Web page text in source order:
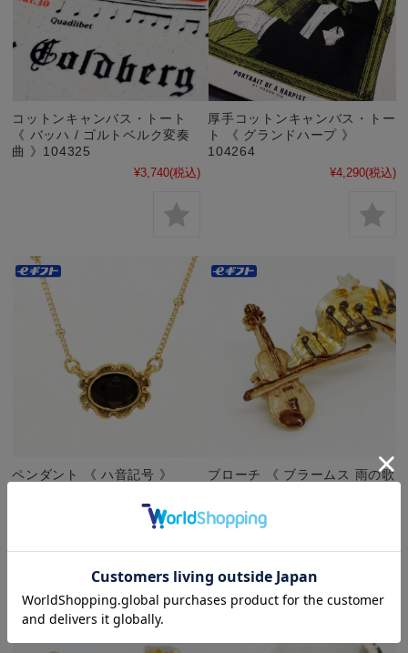
コットンキャンバス・トート
《 バッハ / ゴルトベルク変奏
曲 》104325
¥3,740(税込)
厚手コットンキャンバス・トー
ト 《 グランドハープ 》
104264
¥4,290(税込)
ペンダント 《 ハ音記号 》
¥4,400(税込)
ブローチ 《 ブラームス 雨の歌